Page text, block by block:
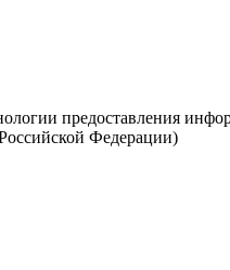
предоставления
Федерации)